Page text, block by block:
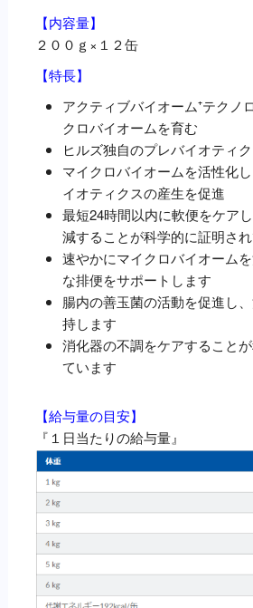
ン
缶
200g×
１
２
缶
（ﾋ
ﾙ
ｽﾞ
ﾌﾟ
ﾘ
ｽ
ｸ
ﾘ
ﾌﾟ
ｼ
ﾝ
ﾀﾞ
ｲ
ｴ
ｯ
【内容量】
２００ｇ×１２缶
【特長】
アクティブバイオーム⁺テクノ
クロバイオームを育む
ヒルズ独自のプレバイオティ
マイクロバイオームを活性化
イオティクスの産生を促進
最短24時間以内に軟便をケア
減することが科学的に証明さ
速やかにマイクロバイオーム
な排便をサポートします
腸内の善玉菌の活動を促進し
持します
消化器の不調をケアすること
ています
【給与量の目安】
『１日当たりの給与量』